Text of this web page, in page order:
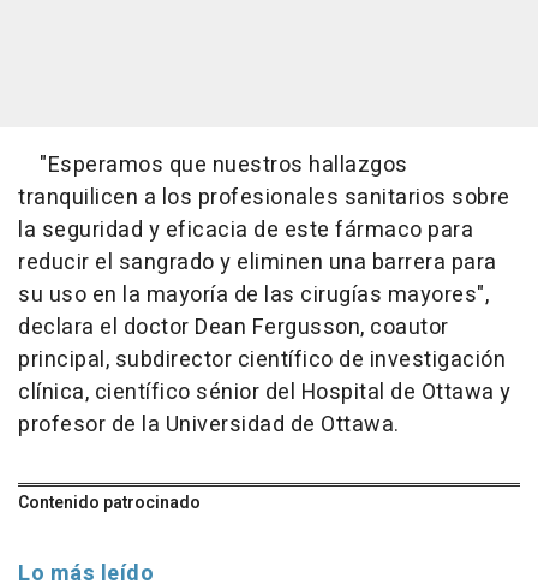
"Esperamos que nuestros hallazgos
tranquilicen a los profesionales sanitarios sobre
la seguridad y eficacia de este fármaco para
reducir el sangrado y eliminen una barrera para
su uso en la mayoría de las cirugías mayores",
declara el doctor Dean Fergusson, coautor
principal, subdirector científico de investigación
clínica, científico sénior del Hospital de Ottawa y
profesor de la Universidad de Ottawa.
Contenido patrocinado
Lo más leído